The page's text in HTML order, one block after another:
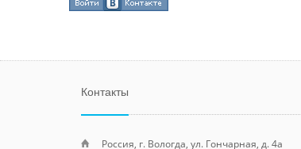
Контакты
Россия, г. Вологда, ул. Гончарная, д. 4а